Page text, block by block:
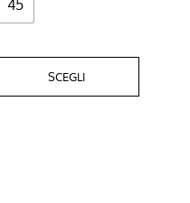
45
SCEGLI